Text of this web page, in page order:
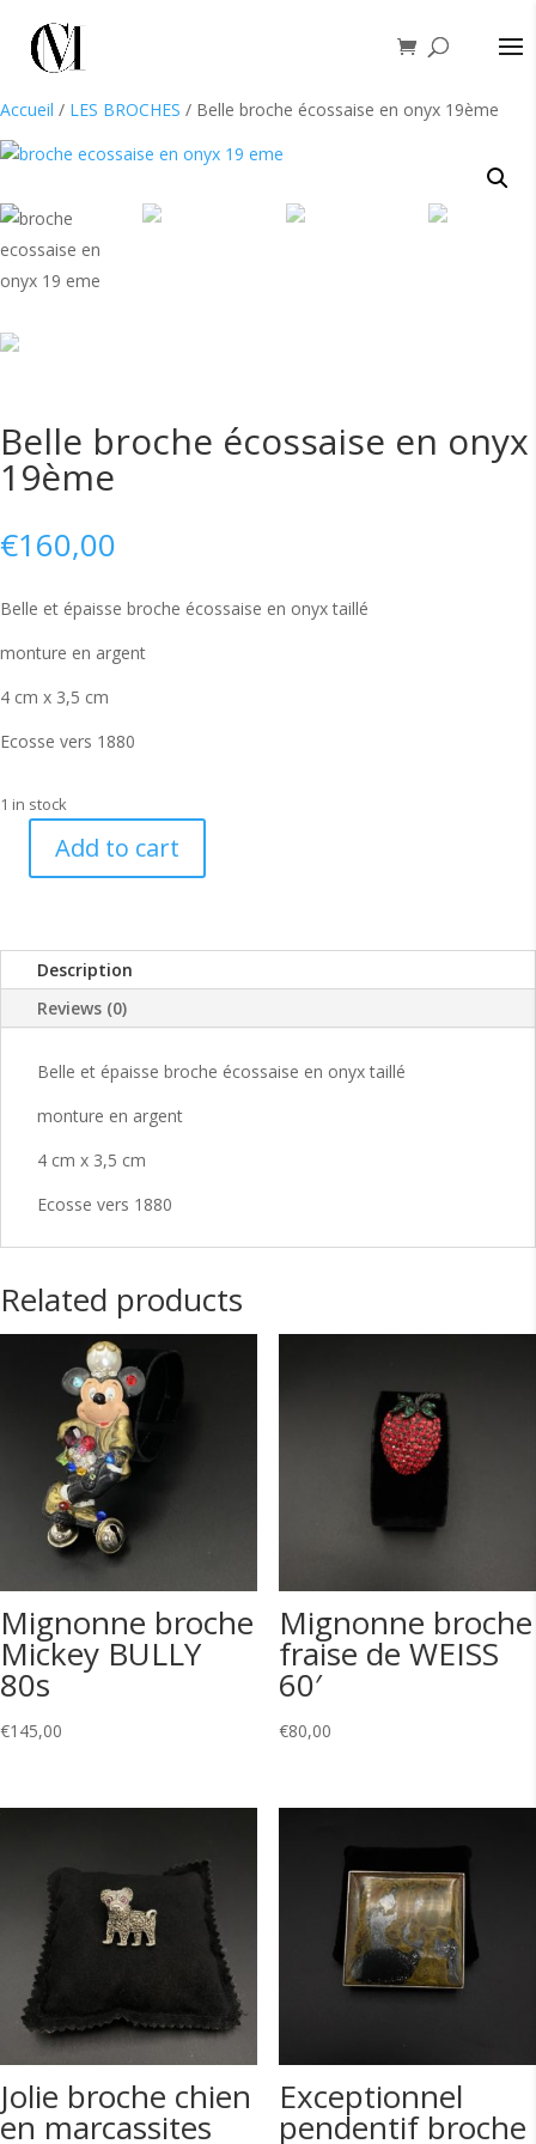
Accueil / LES BROCHES / Belle broche écossaise en onyx 19ème
Belle broche écossaise en onyx
19ème
€160,00
Belle et épaisse broche écossaise en onyx taillé
monture en argent
4 cm x 3,5 cm
Ecosse vers 1880
1 in stock
19ème
quantity
Add to cart
Description
Reviews (0)
Belle et épaisse broche écossaise en onyx taillé
monture en argent
4 cm x 3,5 cm
Ecosse vers 1880
Related products
Mignonne broche
Mickey BULLY
80s
€145,00
Mignonne broche
fraise de WEISS
60′
€80,00
Jolie broche chien
en marcassites
Exceptionnel
pendentif broche